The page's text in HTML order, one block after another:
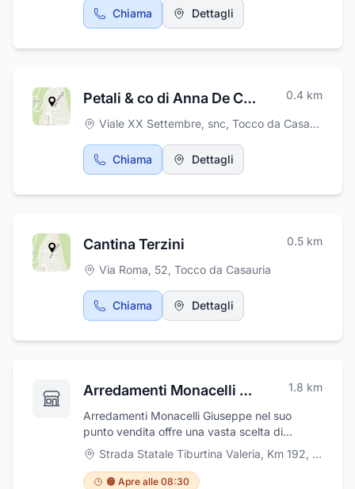
Chiama Dettagli
Petali & co di Anna De Cinque 0.4 km
Viale XX Settembre, snc, Tocco da Casauria
Chiama Dettagli
Cantina Terzini 0.5 km
Via Roma, 52, Tocco da Casauria
Chiama Dettagli
Arredamenti Monacelli Giuseppe 1.8 km
Arredamenti Monacelli Giuseppe nel suo
punto vendita offre una vasta scelta di
arredamenti, mobili e complementi d'arredo,
delle migliori marche e nei vari stili tanto da
riuscire a soddisfare una vasta clientela.
Strada Statale Tiburtina Valeria, Km 192, Tocco
🟠 Apre alle 08:30